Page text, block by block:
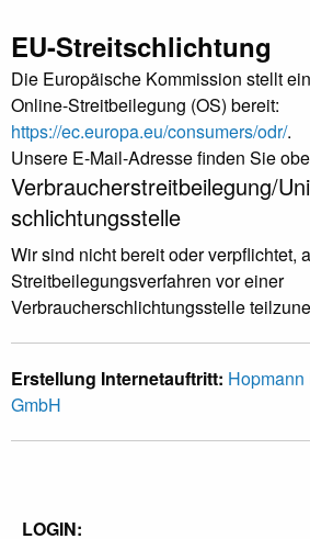
EU-Streitschlichtung
Die Europäische Kommission stellt
Online-Streitbeilegung (OS) bereit:
https://ec.europa.eu/consumers/odr/.
Unsere E-Mail-Adresse finden Sie
Verbraucher­streit­beilegung/
schlichtungs­stelle
Wir sind nicht bereit oder verpflichtet,
Streitbeilegungsverfahren vor einer
Verbraucherschlichtungsstelle
Erstellung Internetauftritt: Hopmann
GmbH
LOGIN: